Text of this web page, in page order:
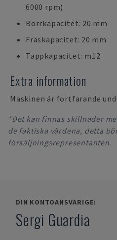
6000 rpm)
Borrkapacitet: 20 mm
Fräskapacitet: 20 mm
Tappkapacitet: m12
Extra information
Maskinen är fortfarande
*Det kan finnas skillnader
de faktiska värdena, detta
försäljningsrepresentanten.
DIN KONTOANSVARIGE:
Sergi Guardia